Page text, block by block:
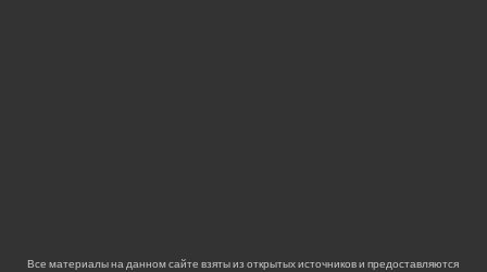
Все материалы на данном сайте взяты из открытых источников и предоставляются